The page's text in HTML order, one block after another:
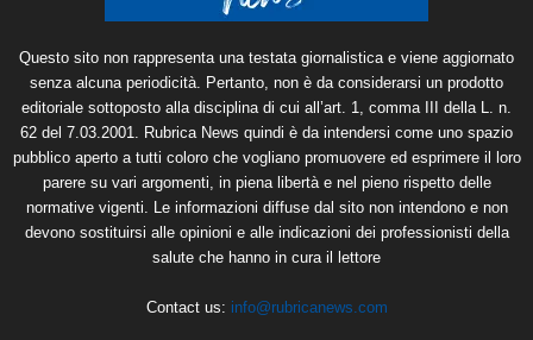
Questo sito non rappresenta una testata giornalistica e viene aggiornato
senza alcuna periodicità. Pertanto, non è da considerarsi un prodotto
editoriale sottoposto alla disciplina di cui all’art. 1, comma III della L. n.
62 del 7.03.2001. Rubrica News quindi è da intendersi come uno spazio
pubblico aperto a tutti coloro che vogliano promuovere ed esprimere il loro
parere su vari argomenti, in piena libertà e nel pieno rispetto delle
normative vigenti. Le informazioni diffuse dal sito non intendono e non
devono sostituirsi alle opinioni e alle indicazioni dei professionisti della
salute che hanno in cura il lettore
Contact us: info@rubricanews.com